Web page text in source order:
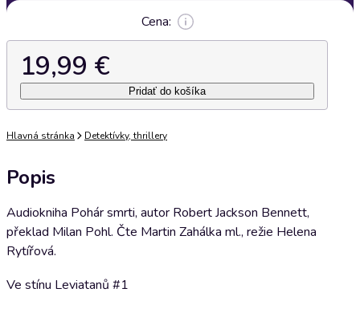
Cena:
19,99 €
Pridať do košíka
Hlavná stránka Detektívky, thrillery
Popis
Audiokniha Pohár smrti, autor Robert Jackson Bennett,
překlad Milan Pohl. Čte Martin Zahálka ml., režie Helena
Rytířová.
Ve stínu Leviatanů #1